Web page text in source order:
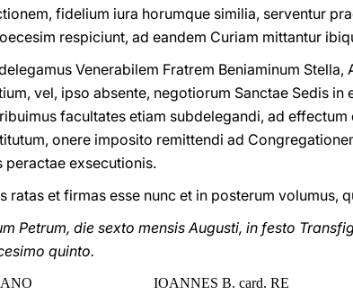
fidelium iura horumque similia, serventur
respiciunt, ad eandem Curiam mittantur
Venerabilem Fratrem Beniaminum
vel, ipso absente, negotiorum Sanctae Sedis in
facultates etiam subdelegandi, ad
onere imposito remittendi ad
peractae exsecutionis.
ratas et firmas esse nunc et in posterum volumus,
Petrum, die sexto mensis Augusti, in festo
quinto.
IOANNES B. card. RE